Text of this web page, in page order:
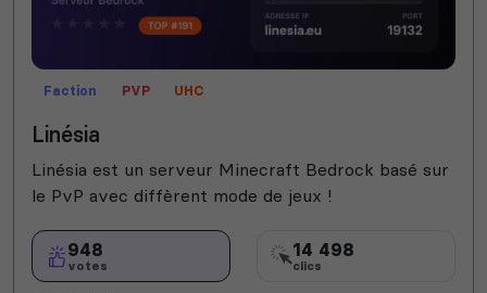
Faction PVP UHC
Linésia
Linésia est un serveur Minecraft Bedrock basé sur
le PvP avec diffèrent mode de jeux !
948
votes
14 498
clics